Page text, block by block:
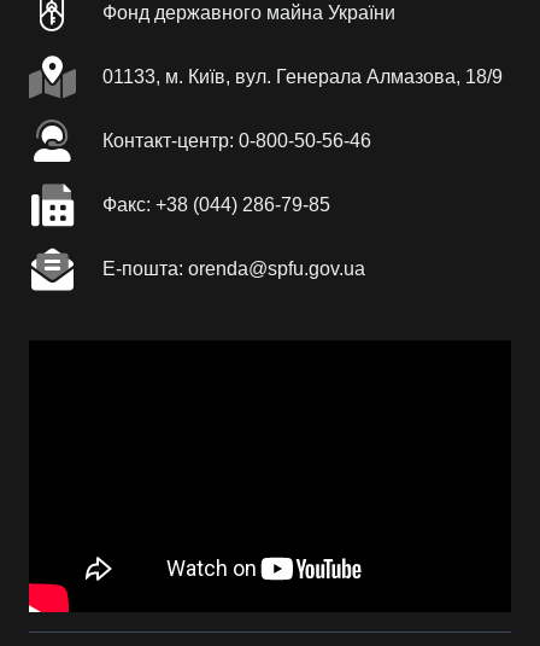
Фонд державного майна України
01133, м. Київ, вул. Генерала Алмазова, 18/9
Контакт-центр: 0-800-50-56-46
Факc: +38 (044) 286-79-85
Е-пошта: orenda@spfu.gov.ua